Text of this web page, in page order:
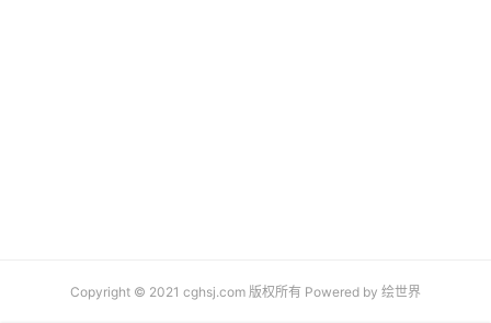
Copyright © 2021 cghsj.com 版权所有 Powered by 绘世界